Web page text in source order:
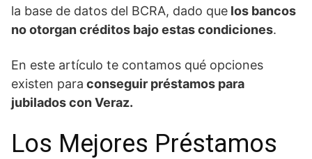
la base de datos del BCRA, dado que los bancos
no otorgan créditos bajo estas condiciones.
En este artículo te contamos qué opciones
existen para conseguir préstamos para
jubilados con Veraz.
Los Mejores Préstamos